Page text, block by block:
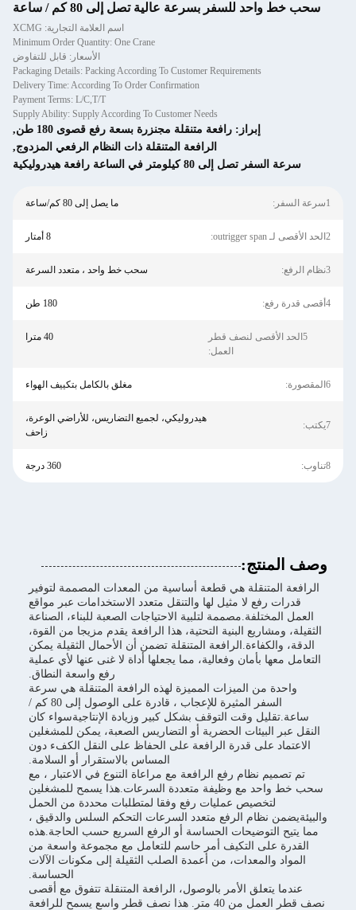
سحب خط واحد للسفر بسرعة عالية تصل إلى 80 كم / ساعة
اسم العلامة التجارية: XCMG
Minimum Order Quantity: One Crane
الأسعار: قابل للتفاوض
Packaging Details: Packing According To Customer Requirements
Delivery Time: According To Order Confirmation
Payment Terms: L/C,T/T
Supply Ability: Supply According To Customer Needs
إبراز: رافعة متنقلة مجنزرة بسعة رفع قصوى 180 طن
,
الرافعة المتنقلة ذات النظام الرفعي المزدوج,
سرعة السفر تصل إلى 80 كيلومتر في الساعة رافعة هيدروليكية
1سرعة السفر: ما يصل إلى 80 كم/ساعة
2الحد الأقصى لـ outrigger span: 8 أمتار
3نظام الرفع: سحب خط واحد ، متعدد السرعة
4أقصى قدرة رفع: 180 طن
5الحد الأقصى لنصف قطر
العمل:
40 مترا
6المقصورة: مغلق بالكامل بتكييف الهواء
7يكتب:
هيدروليكي، لجميع التضاريس، للأراضي الوعرة،
زاحف
8تناوب: 360 درجة
وصف المنتج:
الرافعة المتنقلة هي قطعة أساسية من المعدات المصممة لتوفير
قدرات رفع لا مثيل لها والتنقل متعدد الاستخدامات عبر مواقع
العمل المختلفة.مصممة لتلبية الاحتياجات الصعبة للبناء، الصناعة
الثقيلة، ومشاريع البنية التحتية، هذا الرافعة يقدم مزيجا من القوة،
الدقة، والكفاءة.الرافعة المتنقلة تضمن أن الأحمال الثقيلة يمكن
التعامل معها بأمان وفعالية، مما يجعلها أداة لا غنى عنها لأي عملية
رفع واسعة النطاق.
واحدة من الميزات المميزة لهذه الرافعة المتنقلة هي سرعة
السفر المثيرة للإعجاب ، قادرة على الوصول إلى 80 كم /
ساعة.تقليل وقت التوقف بشكل كبير وزيادة الإنتاجيةسواء كان
النقل عبر البيئات الحضرية أو التضاريس الصعبة، يمكن للمشغلين
الاعتماد على قدرة الرافعة على الحفاظ على النقل الكفء دون
المساس بالاستقرار أو السلامة.
تم تصميم نظام رفع الرافعة مع مراعاة التنوع في الاعتبار ، مع
سحب خط واحد مع وظيفة متعددة السرعات.هذا يسمح للمشغلين
لتخصيص عمليات رفع وفقا لمتطلبات محددة من الحمل
والبيئةيضمن نظام الرفع متعدد السرعات التحكم السلس والدقيق ،
مما يتيح التوضيحات الحساسة أو الرفع السريع حسب الحاجة.هذه
القدرة على التكيف أمر حاسم للتعامل مع مجموعة واسعة من
المواد والمعدات، من أعمدة الصلب الثقيلة إلى مكونات الآلات
الحساسة.
عندما يتعلق الأمر بالوصول، الرافعة المتنقلة تتفوق مع أقصى
نصف قطر العمل من 40 متر. هذا نصف قطر واسع يسمح للرافعة